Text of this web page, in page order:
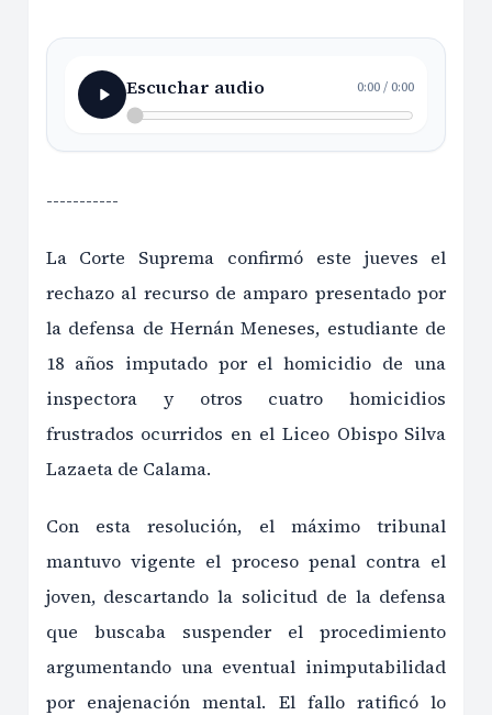
Escuchar audio 0:00/0:00
-----------
La Corte Suprema confirmó este jueves el
rechazo al recurso de amparo presentado por
la defensa de Hernán Meneses, estudiante de
18 años imputado por el homicidio de una
inspectora y otros cuatro homicidios
frustrados ocurridos en el Liceo Obispo Silva
Lazaeta de Calama.
Con esta resolución, el máximo tribunal
mantuvo vigente el proceso penal contra el
joven, descartando la solicitud de la defensa
que buscaba suspender el procedimiento
argumentando una eventual inimputabilidad
por enajenación mental. El fallo ratificó lo